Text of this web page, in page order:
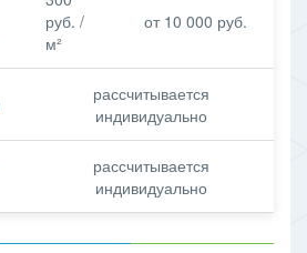
руб. /
м²
от 10 000 руб.
рассчитывается
индивидуально
рассчитывается
индивидуально